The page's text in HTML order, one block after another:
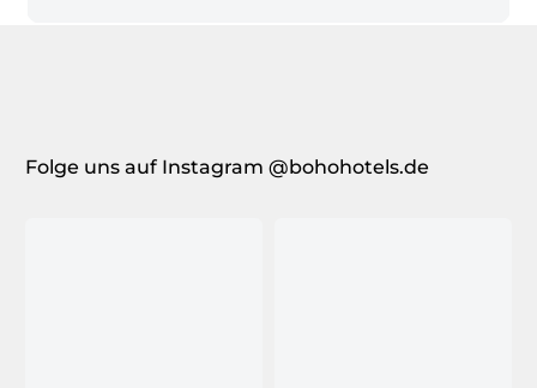
Folge uns auf Instagram @bohohotels.de